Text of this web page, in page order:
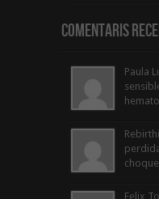
Comentaris
Paula
Felix